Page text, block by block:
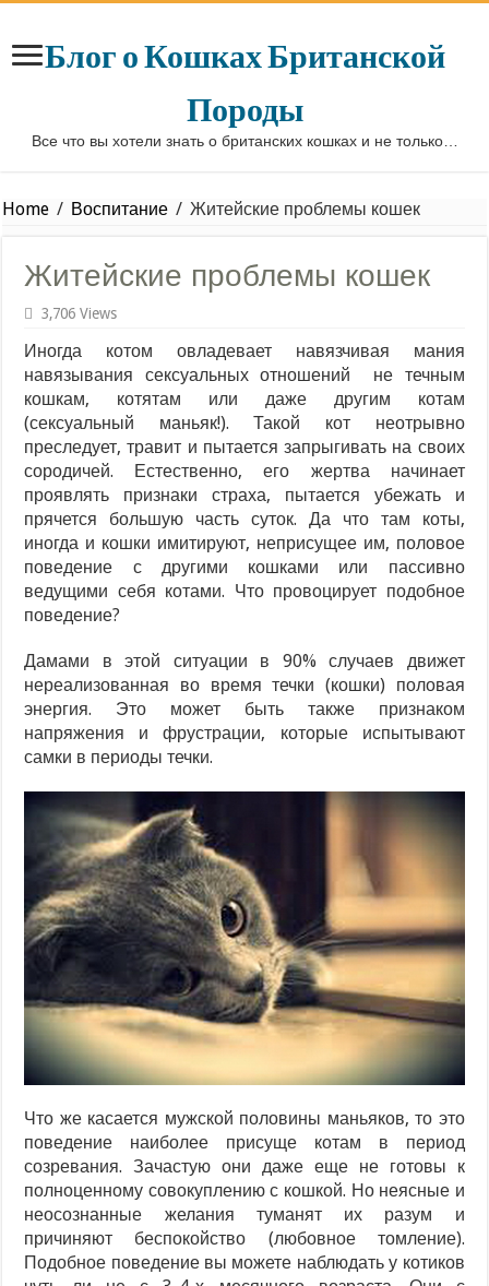
Блог о Кошках Британской
Породы
Все что вы хотели знать о британских кошках и не только…
Home / Воспитание / Житейские проблемы кошек
Житейские проблемы кошек
3,706 Views
Иногда котом овладевает навязчивая мания
навязывания сексуальных отношений не течным
кошкам, котятам или даже другим котам
(сексуальный маньяк!). Такой кот неотрывно
преследует, травит и пытается запрыгивать на своих
сородичей. Естественно, его жертва начинает
проявлять признаки страха, пытается убежать и
прячется большую часть суток. Да что там коты,
иногда и кошки имитируют, неприсущее им, половое
поведение с другими кошками или пассивно
ведущими себя котами. Что провоцирует подобное
поведение?
Дамами в этой ситуации в 90% случаев движет
нереализованная во время течки (кошки) половая
энергия. Это может быть также признаком
напряжения и фрустрации, которые испытывают
самки в периоды течки.
Что же касается мужской половины маньяков, то это
поведение наиболее присуще котам в период
созревания. Зачастую они даже еще не готовы к
полноценному совокуплению с кошкой. Но неясные и
неосознанные желания туманят их разум и
причиняют беспокойство (любовное томление).
Подобное поведение вы можете наблюдать у котиков